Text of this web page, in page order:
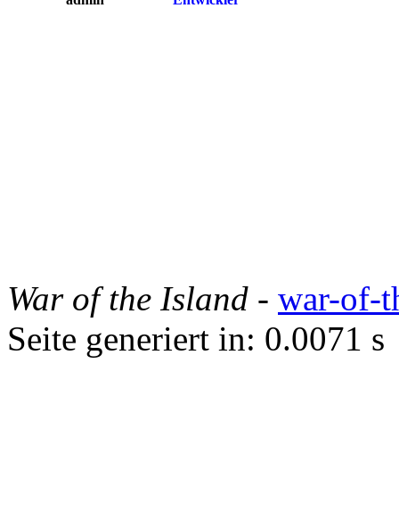
War of the Island - war-of-
Seite generiert in: 0.0071 s